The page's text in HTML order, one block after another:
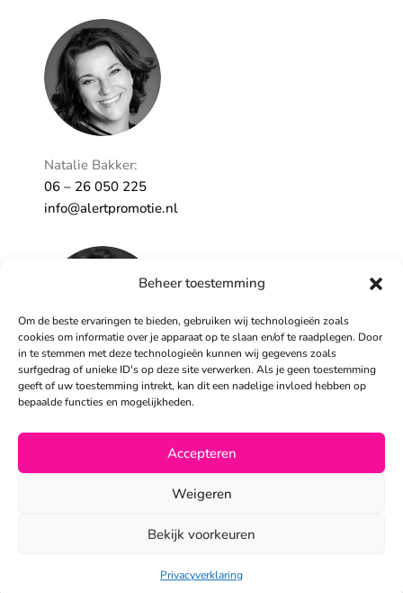
Beheer toestemming
Om de beste ervaringen te bieden, gebruiken wij technologieën zoals
cookies om informatie over je apparaat op te slaan en/of te raadplegen. Door
in te stemmen met deze technologieën kunnen wij gegevens zoals
surfgedrag of unieke ID's op deze site verwerken. Als je geen toestemming
geeft of uw toestemming intrekt, kan dit een nadelige invloed hebben op
bepaalde functies en mogelijkheden.
Accepteren
Weigeren
Bekijk voorkeuren
Privacyverklaring
Natalie Bakker:
06 – 26 050 225
info@alertpromotie.nl
Sandra Peters:
06 – 26 050 230
info@alertpromotie.nl